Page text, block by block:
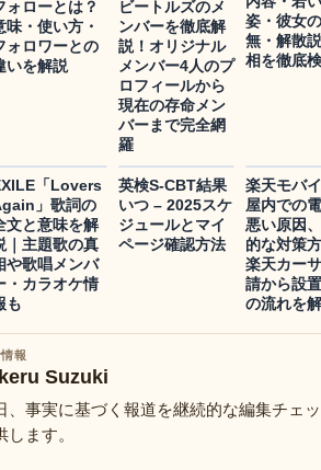
ォローとは？
味・使い方・
ォロワーとの
いを解説
ビートルズのメ
ンバーを徹底解
説！オリジナル
メンバー4人のプ
ロフィールから
現在の存命メン
バーまで完全網
羅
姿・彼女
無・解散
相を徹底
「Lovers
」歌詞の
文と意味を解
｜主題歌の真
や歌唱メンバ
・カラオケ情
も
英検S-CBT結果
いつ – 2025スケ
ジュールとマイ
ページ確認方法
楽天モバ
屋内での
悪い原因
的な対策
楽天カー
請から設
の流れを
報
Suzuki
、事実に基づく報道を継続的な編集チェ
します。